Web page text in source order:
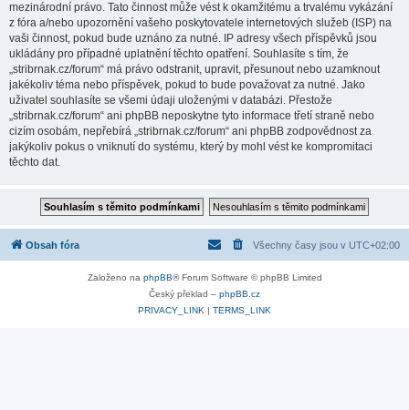
mezinárodní právo. Tato činnost může vést k okamžitému a trvalému vykázání
z fóra a/nebo upozornění vašeho poskytovatele internetových služeb (ISP) na
vaši činnost, pokud bude uznáno za nutné. IP adresy všech příspěvků jsou
ukládány pro případné uplatnění těchto opatření. Souhlasíte s tím, že
„stribrnak.cz/forum“ má právo odstranit, upravit, přesunout nebo uzamknout
jakékoliv téma nebo příspěvek, pokud to bude považovat za nutné. Jako
uživatel souhlasíte se všemi údaji uloženými v databázi. Přestože
„stribrnak.cz/forum“ ani phpBB neposkytne tyto informace třetí straně nebo
cizím osobám, nepřebírá „stribrnak.cz/forum“ ani phpBB zodpovědnost za
jakýkoliv pokus o vniknutí do systému, který by mohl vést ke kompromitaci
těchto dat.
Obsah fóra Všechny časy jsou v UTC+02:00
Založeno na phpBB® Forum Software © phpBB Limited
Český překlad – phpBB.cz
PRIVACY_LINK | TERMS_LINK